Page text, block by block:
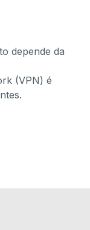
depende da
(VPN) é